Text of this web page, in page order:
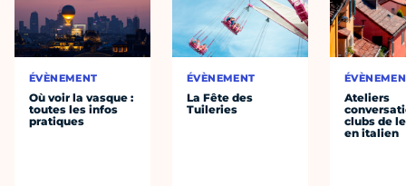
ÉVÈNEMENT
Où voir la vasque :
toutes les infos
pratiques
ÉVÈNEMENT
La Fête des
Tuileries
Ateliers
clubs de
en italien